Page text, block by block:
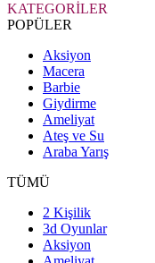
KATEGORİLER
POPÜLER
Aksiyon
Macera
Barbie
Giydirme
Ameliyat
Ateş ve Su
Araba Yarış
TÜMÜ
2 Kişilik
3d Oyunlar
Aksiyon